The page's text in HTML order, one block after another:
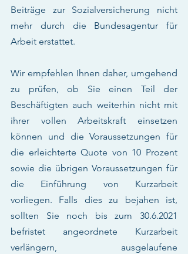
Beiträge zur Sozialversicherung nicht
mehr durch die Bundesagentur für
Arbeit erstattet.
Wir empfehlen Ihnen daher, umgehend
zu prüfen, ob Sie einen Teil der
Beschäftigten auch weiterhin nicht mit
ihrer vollen Arbeitskraft einsetzen
können und die Voraussetzungen für
die erleichterte Quote von 10 Prozent
sowie die übrigen Voraussetzungen für
die Einführung von Kurzarbeit
vorliegen. Falls dies zu bejahen ist,
sollten Sie noch bis zum 30.6.2021
befristet angeordnete Kurzarbeit
verlängern, ausgelaufene